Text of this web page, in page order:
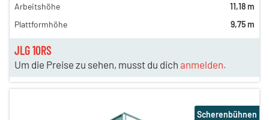
JLG 10RS
Um die Preise zu sehen, musst du dich anmelden.
Arbeitshöhe
11,18 m
Plattformhöhe
9,75 m
Scherenbühnen